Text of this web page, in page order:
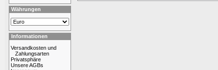
Währungen
Informationen
Versandkosten und
Zahlungsarten
Privatsphäre
Unsere AGBs